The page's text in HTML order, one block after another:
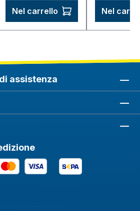
argento e palladio.
Nel carrello Nel
assistenza